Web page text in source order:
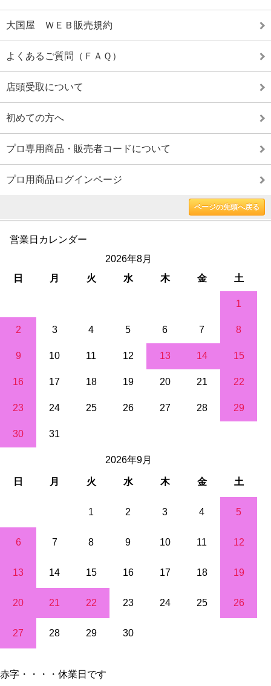
大国屋 ＷＥＢ販売規約
よくあるご質問（ＦＡＱ）
店頭受取について
初めての方へ
プロ専用商品・販売者コードについて
プロ用商品ログインページ
ページの先頭へ戻る
営業日カレンダー
2026年8月
日
月 火 水 木 金 土
1
2 3 4 5 6 7 8
9 10 11 12 13 14 15
16 17 18 19 20 21 22
23 24 25 26 27 28 29
30 31
2026年9月
日 月 火 水 木 金 土
1 2 3 4 5
6 7 8 9 10 11 12
13 14 15 16 17 18 19
20 21 22 23 24 25 26
27 28 29 30
赤字・・・・休業日です